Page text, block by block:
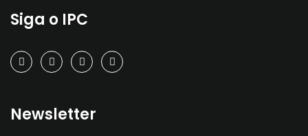
Siga o IPC
Newsletter